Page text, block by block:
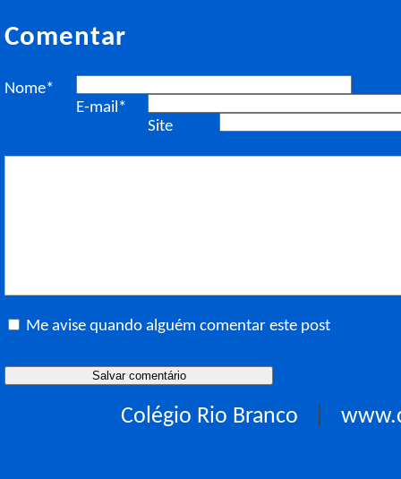
Comentar
Nome*
E-mail*
Site
Me avise quando alguém comentar este post
Colégio Rio Branco